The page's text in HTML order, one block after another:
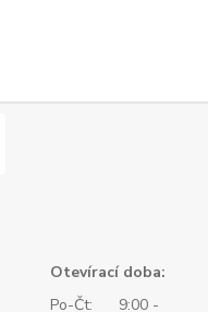
Otevírací doba:
Po-Čt: 9:00 -